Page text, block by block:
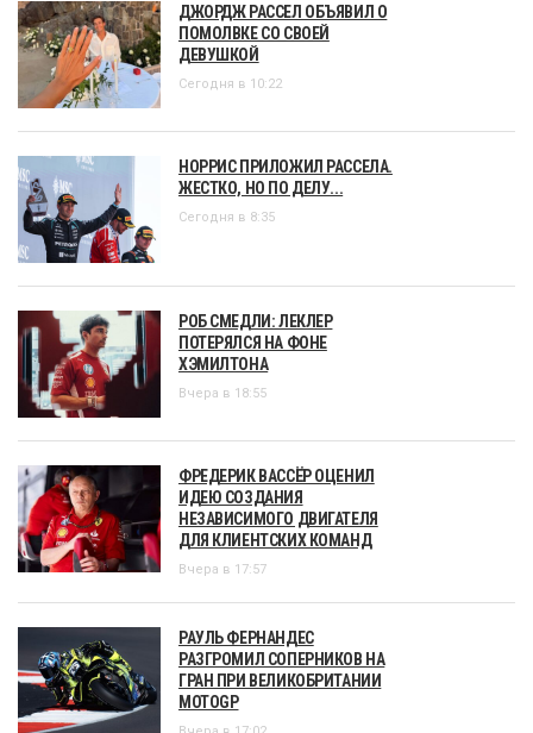
ДЖОРДЖ РАССЕЛ ОБЪЯВИЛ О
ПОМОЛВКЕ СО СВОЕЙ
ДЕВУШКОЙ
Сегодня в 10:22
НОРРИС ПРИЛОЖИЛ РАССЕЛА.
ЖЕСТКО, НО ПО ДЕЛУ...
Сегодня в 8:35
РОБ СМЕДЛИ: ЛЕКЛЕР
ПОТЕРЯЛСЯ НА ФОНЕ
ХЭМИЛТОНА
Вчера в 18:55
ФРЕДЕРИК ВАССЁР ОЦЕНИЛ
ИДЕЮ СОЗДАНИЯ
НЕЗАВИСИМОГО ДВИГАТЕЛЯ
ДЛЯ КЛИЕНТСКИХ КОМАНД
Вчера в 17:57
РАУЛЬ ФЕРНАНДЕС
РАЗГРОМИЛ СОПЕРНИКОВ НА
ГРАН ПРИ ВЕЛИКОБРИТАНИИ
MOTOGP